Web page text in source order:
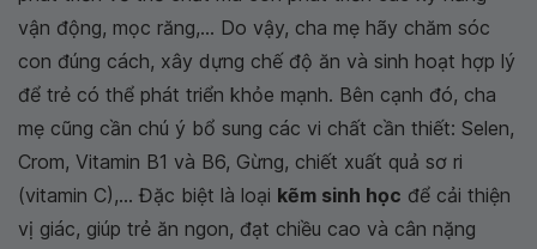
vận động, mọc răng,... Do vậy, cha mẹ hãy chăm sóc
con đúng cách, xây dựng chế độ ăn và sinh hoạt hợp lý
để trẻ có thể phát triển khỏe mạnh. Bên cạnh đó, cha
mẹ cũng cần chú ý bổ sung các vi chất cần thiết: Selen,
Crom, Vitamin B1 và B6, Gừng, chiết xuất quả sơ ri
(vitamin C),... Đặc biệt là loại kẽm sinh học để cải thiện
vị giác, giúp trẻ ăn ngon, đạt chiều cao và cân nặng